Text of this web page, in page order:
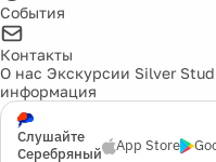
События
Контакты
О нас Экскурсии Silver
информация
Слушайте
Серебряный
App Store